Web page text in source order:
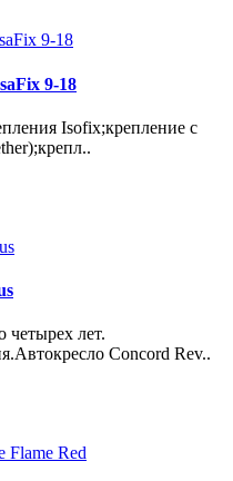
9-18
Isofix;крепление с
четырех лет.
Concord Rev..